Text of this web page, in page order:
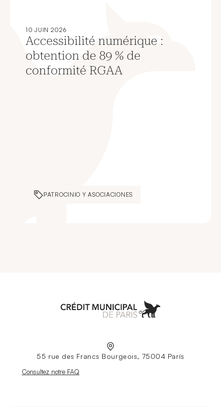
10 JUIN 2026
Accessibilité numérique :
obtention de 89 % de
conformité RGAA
PATROCINIO Y ASOCIACIONES
55 rue des Francs Bourgeois, 75004 París
Nouvelle fenêtre
Consultez notre FAQ